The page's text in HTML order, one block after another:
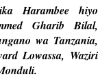
Harambee hiyo
Gharib Bilal,
wa Tanzania,
Lowassa, Waziri